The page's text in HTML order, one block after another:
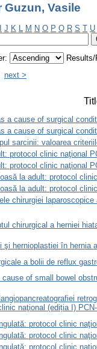
Vasile
J K L M N O P Q R S T U
Results/
next >
a cause of surgical
a cause of surgical
sarcinii: valoarea
protocol clinic naţional
protocol clinic naţional
la adult: protocol
la adult: protocol
chirurgiei
chirurgical a herniei
şi hernioplastiei în hernia
a bolii de reflux
of small bowel
naţional (ediția I)
protocol clinic
protocol clinic
protocol clinic